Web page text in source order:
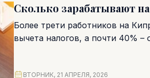
Сколько зарабатывают
Более трети работников на
вычета налогов, а почти 40% –
ВТОРНИК, 21 АПРЕЛЯ, 2026